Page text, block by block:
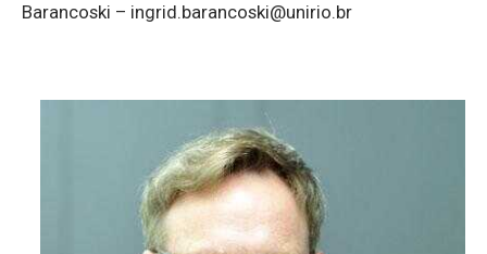
Barancoski – ingrid.barancoski@unirio.br